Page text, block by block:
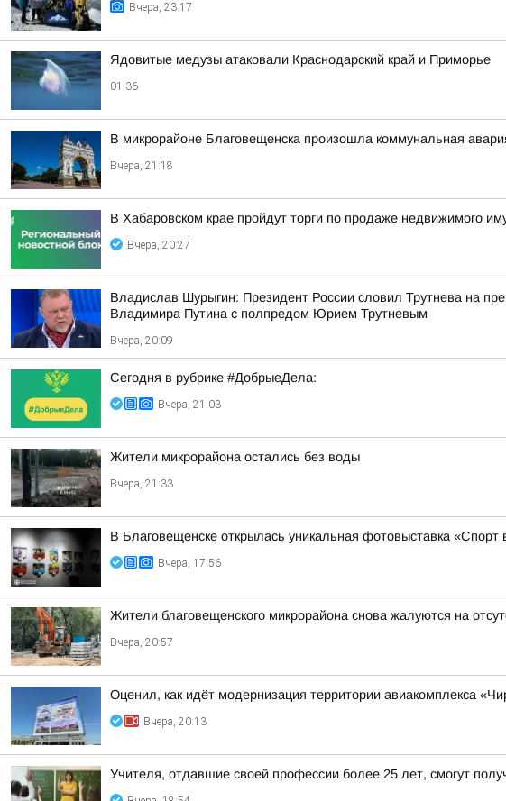
Вчера, 23:17
Ядовитые медузы атаковали Краснодарский край и Приморье
01:36
В микрорайоне Благовещенска произошла коммунальная
Вчера, 21:18
В Хабаровском крае пройдут торги по продаже недвижимого
Вчера, 20:27
Владислав Шурыгин: Президент России словил Трутнева на
Владимира Путина с полпредом Юрием Трутневым
Вчера, 20:09
Сегодня в рубрике #ДобрыеДела:
Вчера, 21:03
Жители микрорайона остались без воды
Вчера, 21:33
В Благовещенске открылась уникальная фотовыставка «Спорт
Вчера, 17:56
Жители благовещенского микрорайона снова жалуются на
Вчера, 20:57
Оценил, как идёт модернизация территории авиакомплекса
Вчера, 20:13
Учителя, отдавшие своей профессии более 25 лет, смогут